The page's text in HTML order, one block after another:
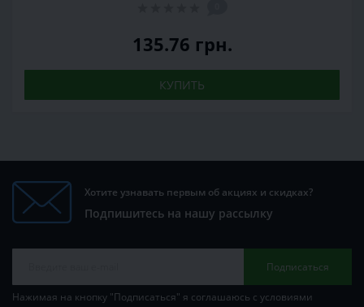
135.76 грн.
КУПИТЬ
Хотите узнавать первым об акциях и скидках?
Подпишитесь на нашу рассылку
Подписаться
Нажимая на кнопку "Подписаться" я соглашаюсь с условиями